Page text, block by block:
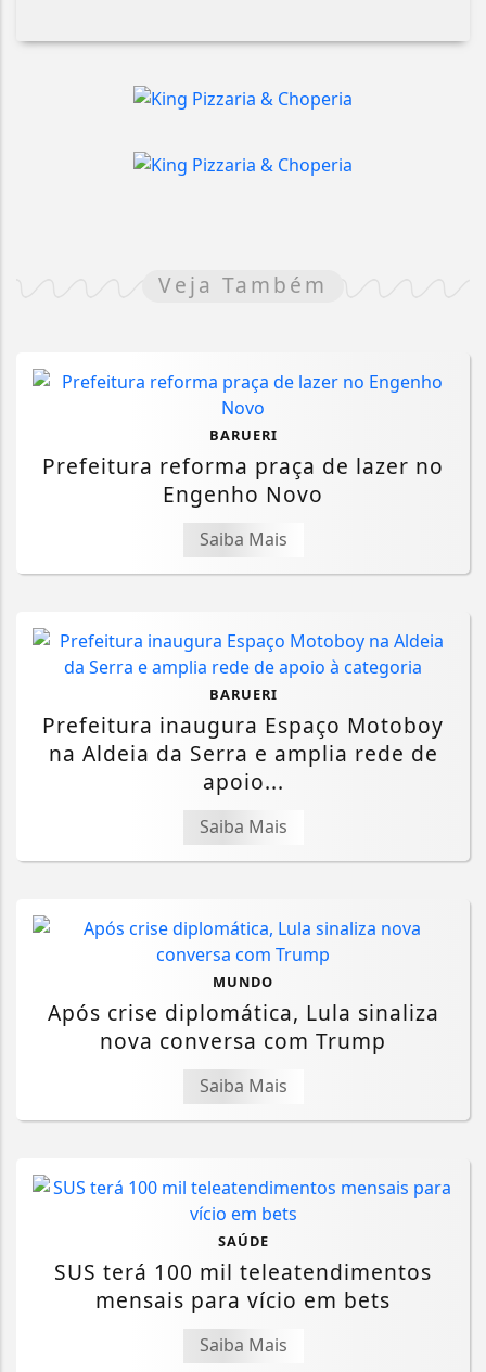
Veja Também
BARUERI
Prefeitura reforma praça de lazer no
Engenho Novo
Saiba Mais
BARUERI
Prefeitura inaugura Espaço Motoboy
na Aldeia da Serra e amplia rede de
apoio...
Saiba Mais
MUNDO
Após crise diplomática, Lula sinaliza
nova conversa com Trump
Saiba Mais
SAÚDE
SUS terá 100 mil teleatendimentos
mensais para vício em bets
Saiba Mais